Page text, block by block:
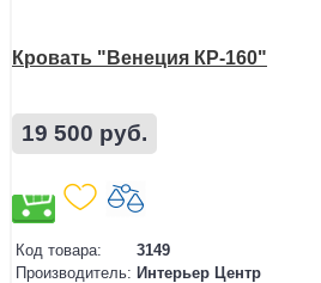
Кровать "Венеция КР-160"
19 500 руб.
Код товара:
3149
Производитель: Интерьер Центр